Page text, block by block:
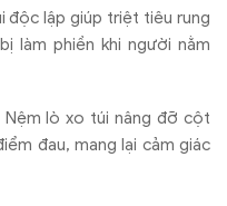
độc lập giúp triệt tiêu rung
ị l àm phiền khi người nằm
Nệm lò xo túi nângđỡ cột
ểm đau, mang lại cảm giác